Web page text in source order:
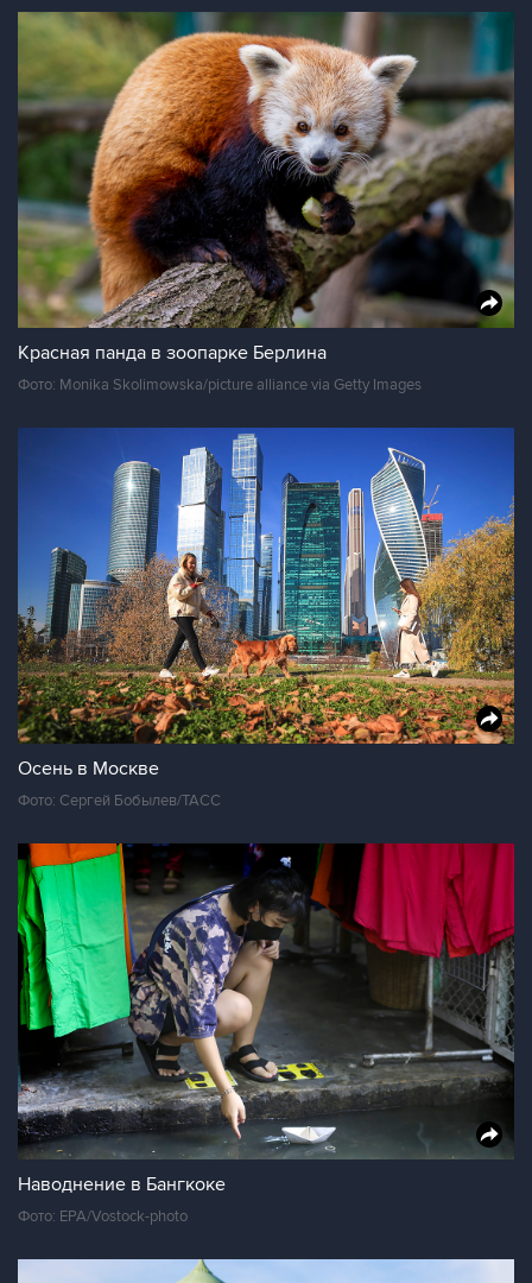
Красная панда в зоопарке Берлина
Фото: Monika Skolimowska/picture alliance via Getty Images
Осень в Москве
Фото: Сергей Бобылев/ТАСС
Наводнение в Бангкоке
Фото: EPA/Vostock-photo